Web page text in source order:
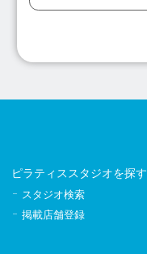
ピラティススタジオを探す
スタジオ検索
掲載店舗登録